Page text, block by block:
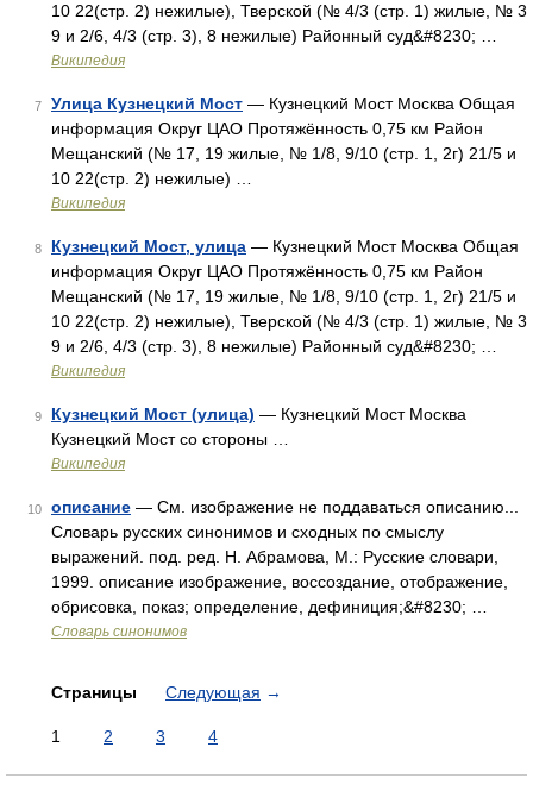
10 22(стр. 2) нежилые), Тверской (№ 4/3 (стр. 1) жилые, № 3
9 и 2/6, 4/3 (стр. 3), 8 нежилые) Районный суд&#8230; …
Википедия
7 Улица Кузнецкий Мост — Кузнецкий Мост Москва Общая
информация Округ ЦАО Протяжённость 0,75 км Район
Мещанский (№ 17, 19 жилые, № 1/8, 9/10 (стр. 1, 2г) 21/5 и
10 22(стр. 2) нежилые) …
Википедия
8 Кузнецкий Мост, улица — Кузнецкий Мост Москва Общая
информация Округ ЦАО Протяжённость 0,75 км Район
Мещанский (№ 17, 19 жилые, № 1/8, 9/10 (стр. 1, 2г) 21/5 и
10 22(стр. 2) нежилые), Тверской (№ 4/3 (стр. 1) жилые, № 3
9 и 2/6, 4/3 (стр. 3), 8 нежилые) Районный суд&#8230; …
Википедия
9 Кузнецкий Мост (улица) — Кузнецкий Мост Москва
Кузнецкий Мост со стороны …
Википедия
10 описание — См. изображение не поддаваться описанию...
Словарь русских синонимов и сходных по смыслу
выражений. под. ред. Н. Абрамова, М.: Русские словари,
1999. описание изображение, воссоздание, отображение,
обрисовка, показ; определение, дефиниция;&#8230; …
Словарь синонимов
Страницы Следующая →
1 2 3 4